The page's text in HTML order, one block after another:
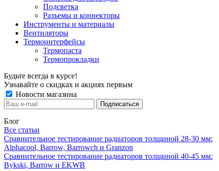
Подсветка
Разъемы и коннекторы
Инструменты и материалы
Вентиляторы
Термоинтерфейсы
Термопаста
Термопрокладки
Будьте всегда в курсе!
Узнавайте о скидках и акциях первым
Новости магазина
Блог
Все статьи
Сравнительное тестирование радиаторов толщиной 28-30 мм:
Alphacool, Barrow, Barrowch и Granzon
Сравнительное тестирование радиаторов толщиной 40-45 мм:
Bykski, Barrow и EKWB